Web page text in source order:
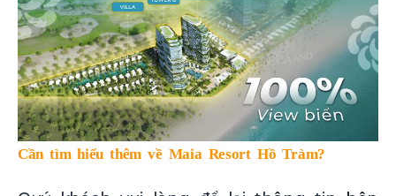
Cần tìm hiểu thêm về Maia Resort Hồ Tràm?